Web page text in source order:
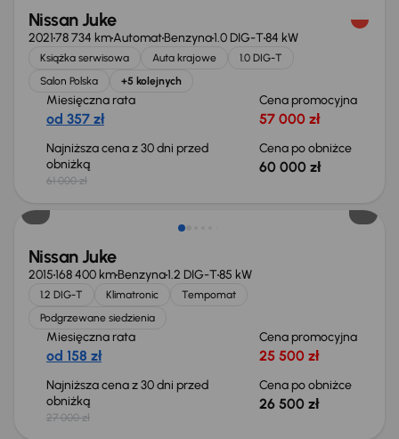
Nissan Juke
202178 734 kmAutomatBenzyna1.0 DIG-T84 kW
Książka serwisowa Auta krajowe
1.0 DIG-T
Salon Polska
+5 kolejnych
Miesięczna rata
od 357 zł
Cena promocyjna
57 000 zł
Najniższa cena z 30 dni przed
obniżką
61 000 zł
Cena po obniżce
60 000 zł
Taniej o 500 zł
Nissan Juke
2015168 400 kmBenzyna1.2 DIG-T85 kW
1.2 DIG-T Klimatronic
Tempomat
Podgrzewane siedzienia
Miesięczna rata
od 158 zł
Cena promocyjna
25 500 zł
Najniższa cena z 30 dni przed
obniżką
27 000 zł
Cena po obniżce
26 500 zł
Taniej o 500 zł